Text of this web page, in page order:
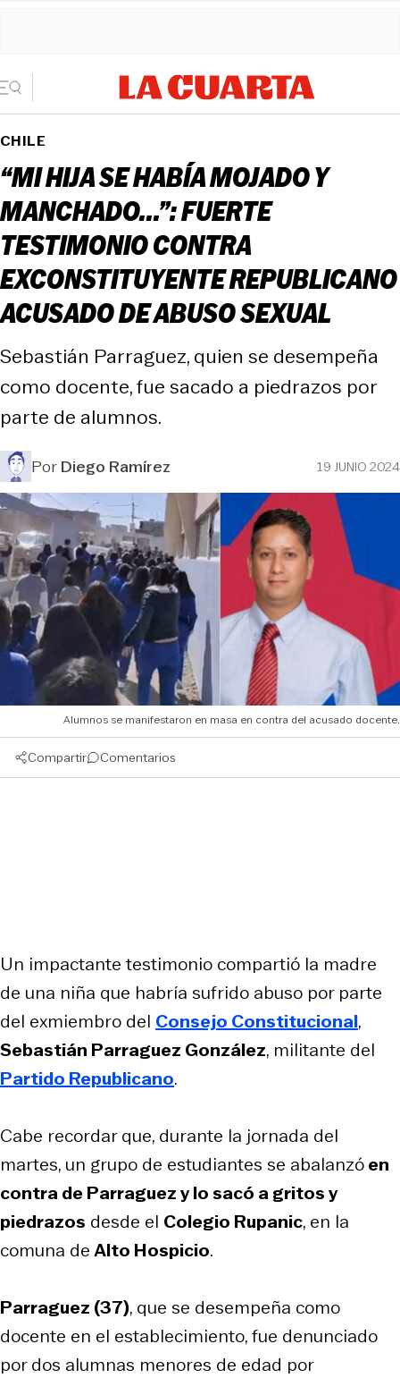
CHILE
“MI HIJA SE HABÍA MOJADO Y
MANCHADO...”: FUERTE
TESTIMONIO CONTRA
EXCONSTITUYENTE REPUBLICANO
ACUSADO DE ABUSO SEXUAL
Sebastián Parraguez, quien se desempeña
como docente, fue sacado a piedrazos por
parte de alumnos.
PorDiego Ramírez 19 JUNIO 2024
Alumnos se manifestaron en masa en contra del acusado docente.
Compartir Comentarios
Un impactante testimonio compartió la madre
de una niña que habría sufrido abuso por parte
del exmiembro del Consejo Constitucional,
Sebastián Parraguez González, militante del
Partido Republicano.
Cabe recordar que, durante la jornada del
martes, un grupo de estudiantes se abalanzóen
contra de Parraguez y lo sacó a gritos y
piedrazos desde el Colegio Rupanic, en la
comuna deAlto Hospicio.
Parraguez (37), que se desempeña como
docente en el establecimiento, fue denunciado
por dos alumnas menores de edad por